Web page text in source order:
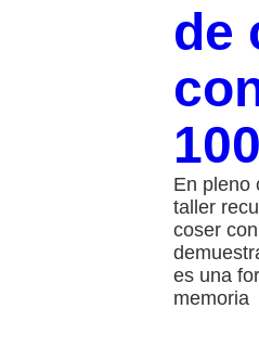
de
En pleno
taller
coser
es una
memoria